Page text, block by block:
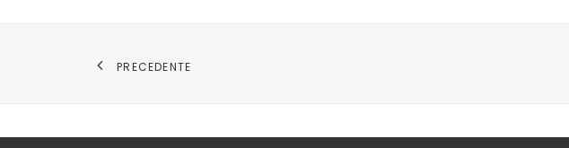
PRECEDENTE